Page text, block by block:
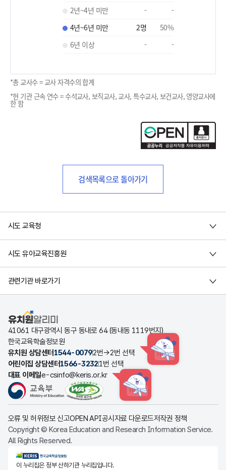
2년~4년 미만
-
-
4년~6년 미만
2명 50%
6년 이상
- -
*총 교사수 = 교사 자격수의 합계
*현 기관 근속 연수 = 수석교사, 보직교사, 교사, 특수교사, 보건교사, 영양교사에
한 함
검색목록으로 돌아가기
시도 교육청
시도 유아교육진흥원
관련기관 바로가기
유치원알리미
41061 대구광역시 동구 동내로 64 (동내동 1119번지)
한국교육학술정보원
유치원 상담센터 1544-00792번→2번 선택 HINT
어린이집 상담센터1566-32321번 선택
대표 이메일e-csinfo@keris.or.kr
HINT
오류 및 허위정보 신고OPEN API공시자료 다운로드저작권 정책
Copyright © Korea Education and Research Information Service.
All Rights Reserved.
KERIS한국교육학술정보원
이 누리집은 정부 산하기관 누리집입니다.